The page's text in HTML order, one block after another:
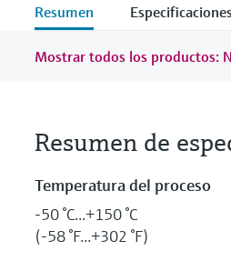
Resumen
Mostrar todos los productos:
Resumen de
Temperatura del proceso
-50 °C...+150 °C
(-58 °F...+302 °F)